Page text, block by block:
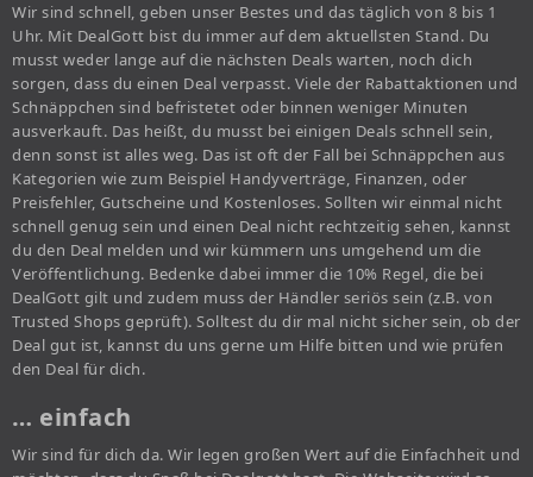
Wir sind schnell, geben unser Bestes und das täglich von 8 bis 1
Uhr. Mit DealGott bist du immer auf dem aktuellsten Stand. Du
musst weder lange auf die nächsten Deals warten, noch dich
sorgen, dass du einen Deal verpasst. Viele der Rabattaktionen und
Schnäppchen sind befristetet oder binnen weniger Minuten
ausverkauft. Das heißt, du musst bei einigen Deals schnell sein,
denn sonst ist alles weg. Das ist oft der Fall bei Schnäppchen aus
Kategorien wie zum Beispiel Handyverträge, Finanzen, oder
Preisfehler, Gutscheine und Kostenloses. Sollten wir einmal nicht
schnell genug sein und einen Deal nicht rechtzeitig sehen, kannst
du den Deal melden und wir kümmern uns umgehend um die
Veröffentlichung. Bedenke dabei immer die 10% Regel, die bei
DealGott gilt und zudem muss der Händler seriös sein (z.B. von
Trusted Shops geprüft). Solltest du dir mal nicht sicher sein, ob der
Deal gut ist, kannst du uns gerne um Hilfe bitten und wie prüfen
den Deal für dich.
… einfach
Wir sind für dich da. Wir legen großen Wert auf die Einfachheit und